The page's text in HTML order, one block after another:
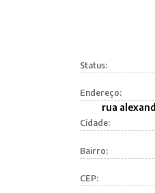
Status:
Endereço:
rua
Cidade:
Bairro:
CEP: